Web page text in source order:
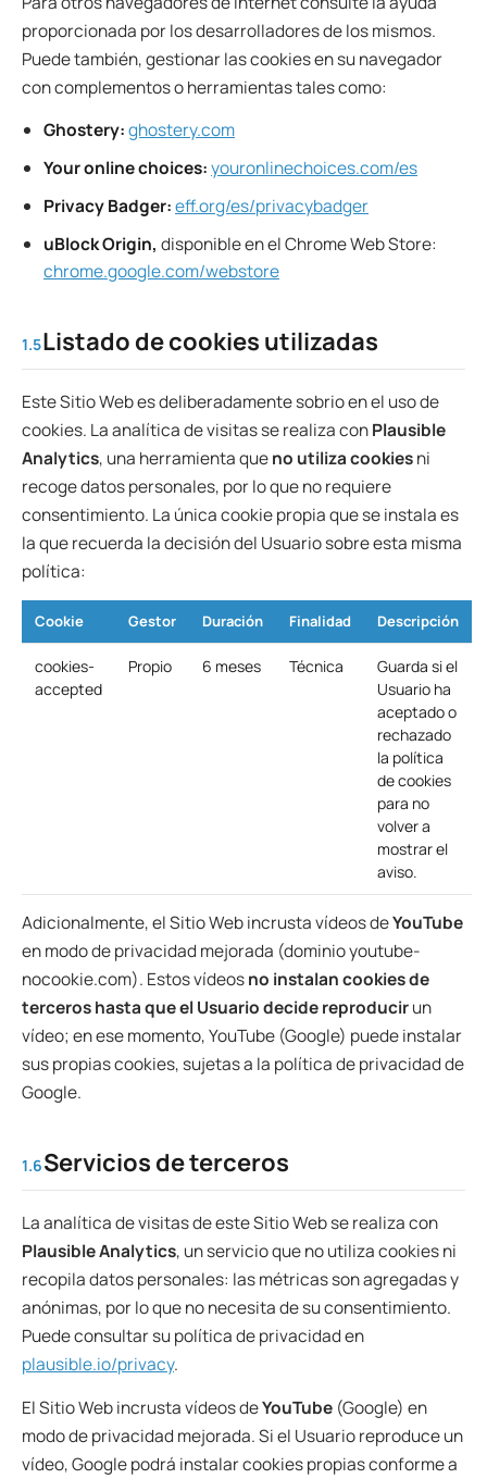
proporcionada por los desarrolladores de los mismos.
Puede también, gestionar las cookies en su navegador
con complementos o herramientas tales como:
Ghostery:ghostery.com
Your online choices:youronlinechoices.com/es
Privacy Badger:eff.org/es/privacybadger
uBlock Origin, disponible en el Chrome Web Store:
chrome.google.com/webstore
1.5Listado de cookies utilizadas
Este Sitio Web es deliberadamente sobrio en el uso de
cookies. La analítica de visitas se realiza conPlausible
Analytics, una herramienta queno utiliza cookiesni
recoge datos personales, por lo que no requiere
consentimiento. La única cookie propia que se instala es
la que recuerda la decisión del Usuario sobre esta misma
política:
Cookie Gestor Duración Finalidad Descripción
cookies-
accepted
Propio 6 meses Técnica
Guarda si el
Usuario ha
aceptado o
rechazado
la política
de cookies
para no
volver a
mostrar el
aviso.
Adicionalmente, el Sitio Web incrusta vídeos deYouTube
en modo de privacidad mejorada (dominio youtube-
nocookie.com). Estos vídeosno instalan cookies de
terceros hasta que el Usuario decide reproducirun
vídeo; en ese momento, YouTube (Google) puede instalar
sus propias cookies, sujetas a la política de privacidad de
Google.
1.6Servicios de terceros
La analítica de visitas de este Sitio Web se realiza con
Plausible Analytics, un servicio que no utiliza cookies ni
recopila datos personales: las métricas son agregadas y
anónimas, por lo que no necesita de su consentimiento.
Puede consultar su política de privacidad en
plausible.io/privacy.
El Sitio Web incrusta vídeos deYouTube (Google) en
modo de privacidad mejorada. Si el Usuario reproduce un
vídeo, Google podrá instalar cookies propias conforme a